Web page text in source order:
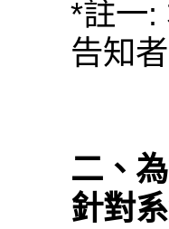
*註一:
告知
二、
針對